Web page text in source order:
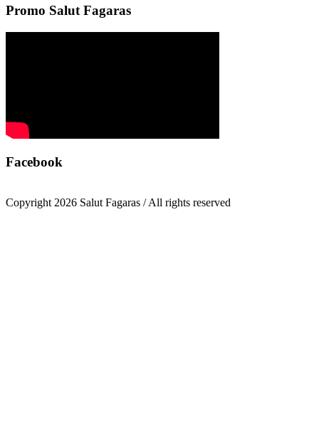
Promo Salut Fagaras
Facebook
Copyright 2026 Salut Fagaras / All rights reserved